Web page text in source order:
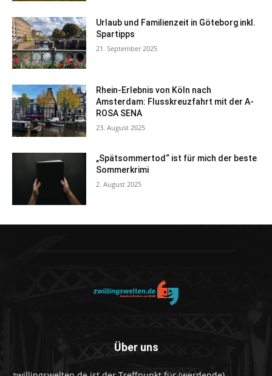
Urlaub und Familienzeit in Göteborg inkl.
Spartipps
21. September 2025
Rhein-Erlebnis von Köln nach
Amsterdam: Flusskreuzfahrt mit der A-
ROSA SENA
23. August 2025
„Spätsommertod“ ist für mich der beste
Sommerkrimi
2. August 2025
Über uns